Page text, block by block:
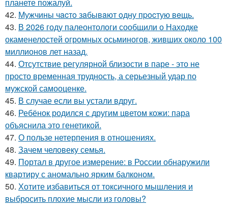
42. Мужчины чacтo зaбывaют oдну пpocтую вeщь.
43. В 2026 году палеонтологи сообщили о Находке
окаменелостей огромных осьминогов, живших около 100
миллионов лет назад.
44. Отсутствие регулярной близости в паре - это не
просто временная трудность, а серьезный удар по
мужской самооценке.
45. В случае если вы устали вдруг.
46. Ребёнок родился с другим цветом кожи: пара
объяснила это генетикой.
47. О пользе нетерпения в отношениях.
48. Зачем человеку семья.
49. Портал в другое измерение: в России обнаружили
квартиру с аномально ярким балконом.
50. Хотите избавиться от токсичного мышления и
выбросить плохие мысли из головы?